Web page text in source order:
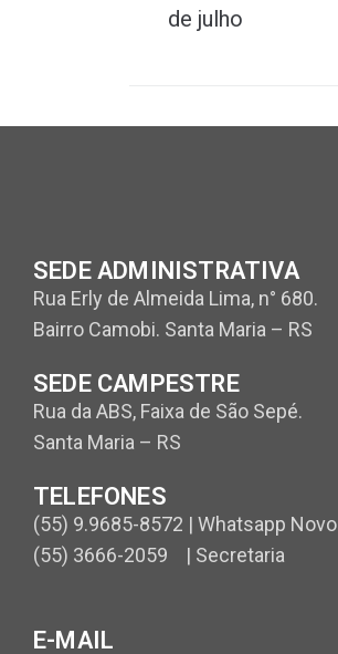
de julho
SEDE ADMINISTRATIVA
Rua Erly de Almeida Lima, n° 680.
Bairro Camobi. Santa Maria – RS
SEDE CAMPESTRE
Rua da ABS, Faixa de São Sepé.
Santa Maria – RS
TELEFONES
(55) 9.9685-8572 | Whatsapp Novo
(55) 3666-2059 | Secretaria
E-MAIL